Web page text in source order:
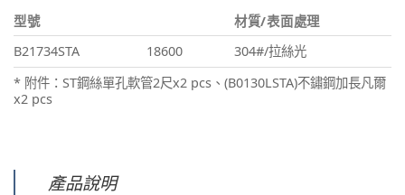
型號
材質/表面處理
B21734STA
18600
304#/拉絲光
* 附件：ST鋼絲單孔軟管2尺x2 pcs、(B0130LSTA)不鏽鋼加長凡爾
x2 pcs
產品說明